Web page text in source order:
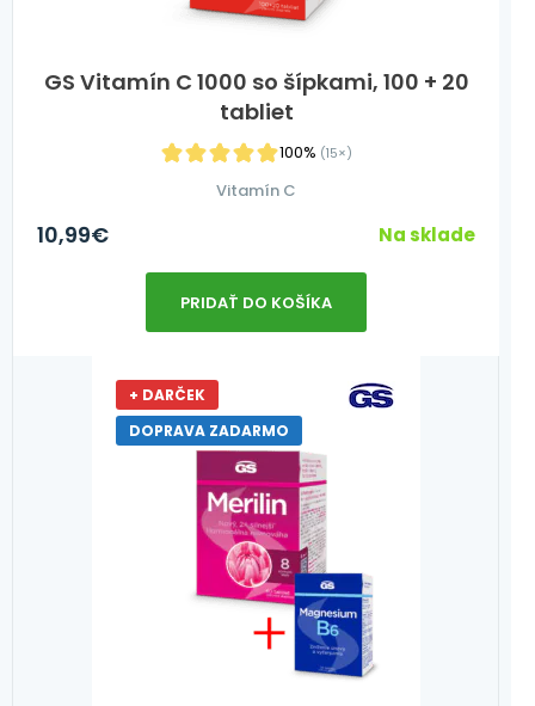
GS Vitamín C 1000 so šípkami, 100 + 20
tabliet
100% (15×)
Vitamín C
10,99€ Na sklade
PRIDAŤ DO KOŠÍKA
+ DARČEK
DOPRAVA ZADARMO